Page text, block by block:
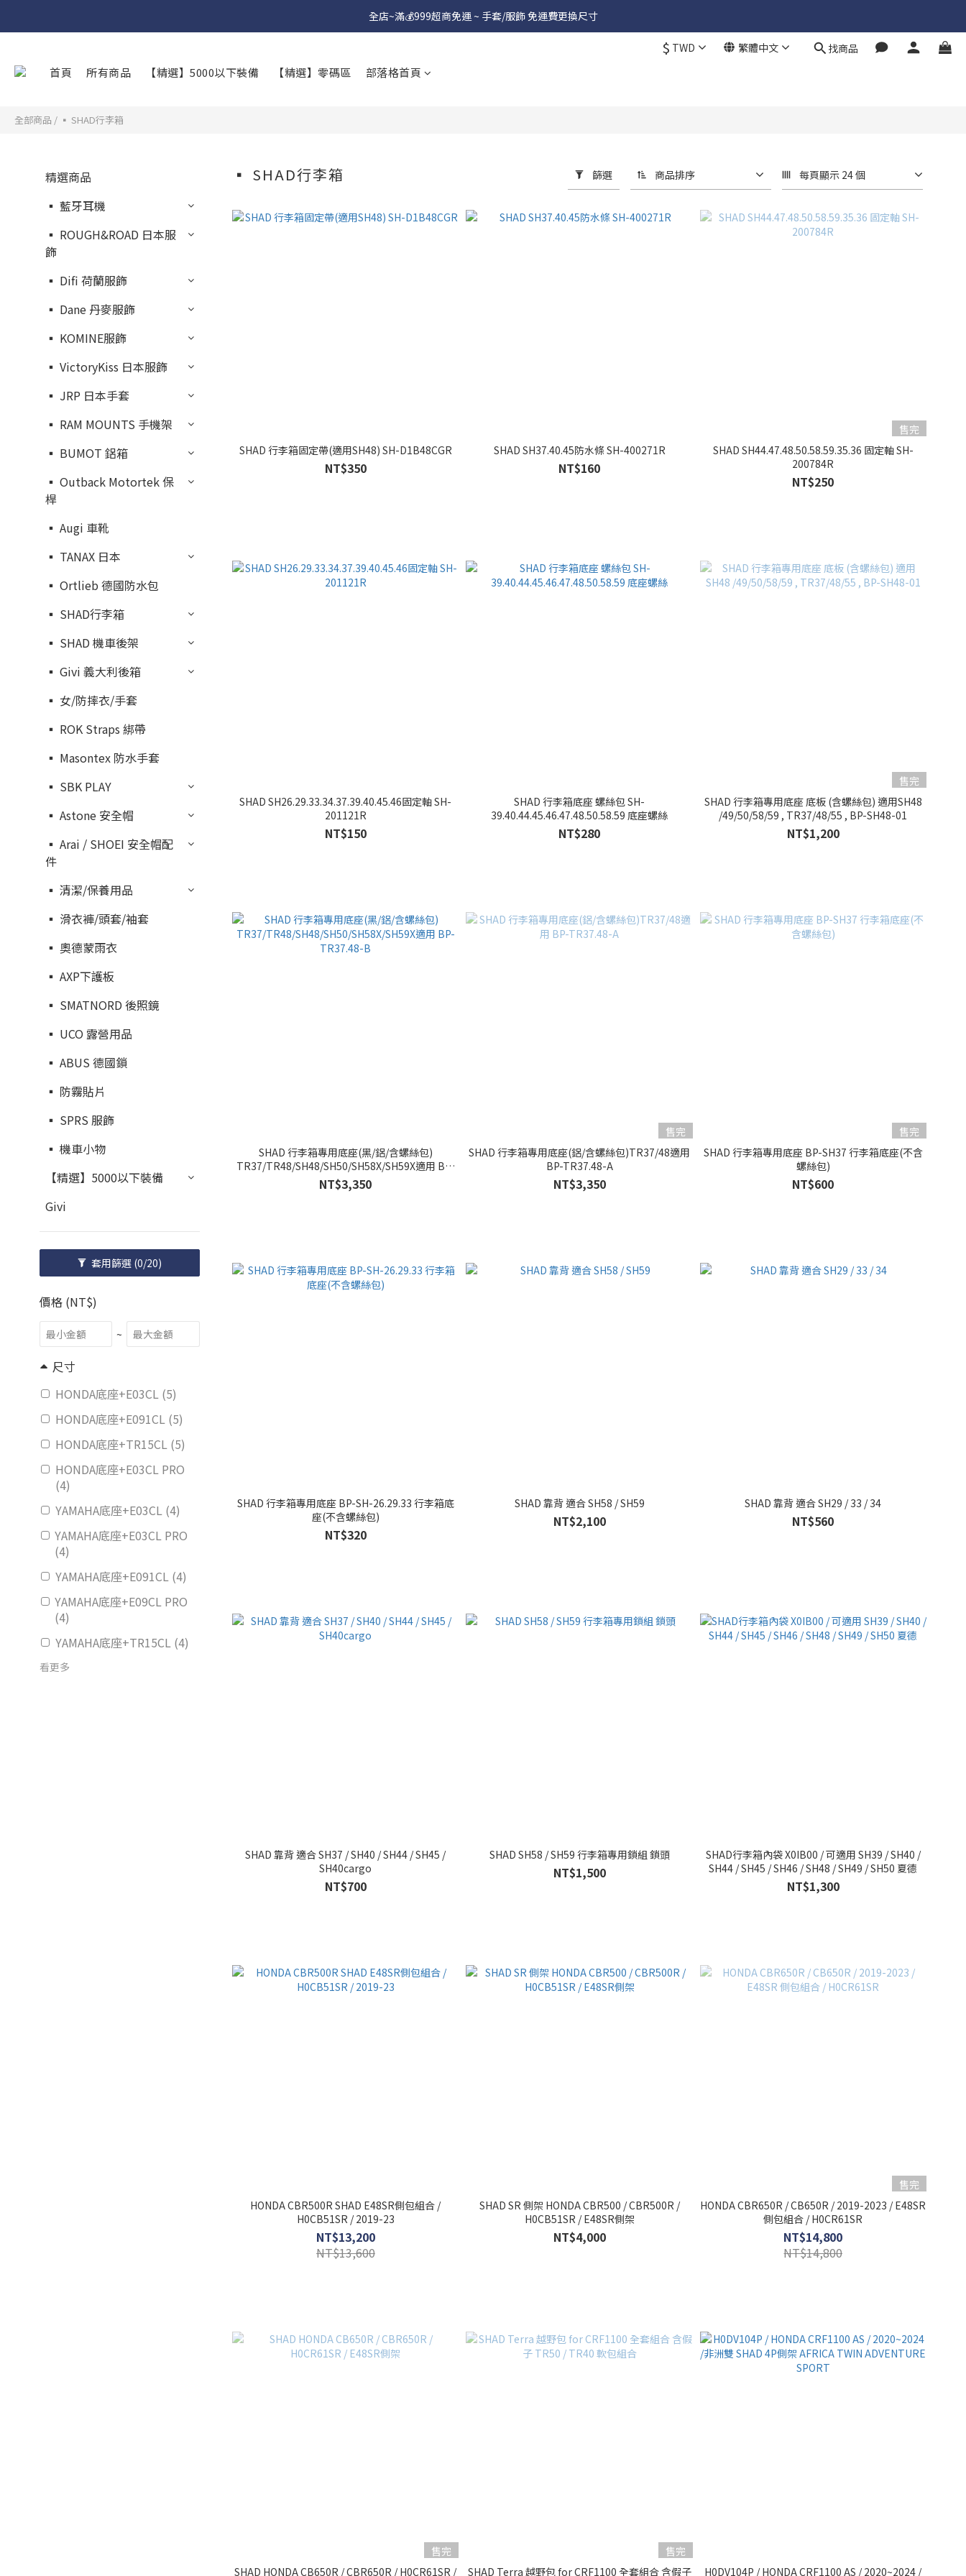
全店~滿💰999超商免運 ~ 手套/服飾 免運費更換尺寸
$ TWD 繁體中文 找商品
首頁 所有商品 【精選】5000以下裝備 【精選】零碼區 部落格首頁
全部商品 / ▪︎ SHAD行李箱
精選商品
▪︎ 藍牙耳機
▪︎ ROUGH&ROAD 日本服
飾
▪︎ Difi 荷蘭服飾
▪︎ Dane 丹麥服飾
▪︎ KOMINE服飾
▪︎ VictoryKiss 日本服飾
▪︎ JRP 日本手套
▪︎ RAM MOUNTS 手機架
▪︎ BUMOT 鋁箱
▪︎ Outback Motortek 保
桿
▪︎ Augi 車靴
▪︎ TANAX 日本
▪︎ Ortlieb 德國防水包
▪︎ SHAD行李箱
▪︎ SHAD 機車後架
▪︎ Givi 義大利後箱
▪︎ 女/防摔衣/手套
▪︎ ROK Straps 綁帶
▪︎ Masontex 防水手套
▪︎ SBK PLAY
▪︎ Astone 安全帽
▪︎ Arai / SHOEI 安全帽配
件
▪︎ 清潔/保養用品
▪︎ 滑衣褲/頭套/袖套
▪︎ 奧德蒙雨衣
▪︎ AXP下護板
▪︎ SMATNORD 後照鏡
▪︎ UCO 露營用品
▪︎ ABUS 德國鎖
▪︎ 防霧貼片
▪︎ SPRS 服飾
▪︎ 機車小物
【精選】5000以下裝備
Givi
套用篩選 (0/20)
價格 (NT$)
~
尺寸
HONDA底座+E03CL (5)
HONDA底座+E091CL (5)
HONDA底座+TR15CL (5)
HONDA底座+E03CL PRO
(4)
YAMAHA底座+E03CL (4)
YAMAHA底座+E03CL PRO
(4)
YAMAHA底座+E091CL (4)
YAMAHA底座+E09CL PRO
(4)
YAMAHA底座+TR15CL (4)
看更多
▪︎ SHAD行李箱 篩選 商品排序 每頁顯示 24 個
SHAD 行李箱固定帶(適用SH48) SH-D1B48CGR
NT$350
SHAD SH37.40.45防水條 SH-400271R
NT$160
售完
SHAD SH44.47.48.50.58.59.35.36 固定軸 SH-
200784R
NT$250
SHAD SH26.29.33.34.37.39.40.45.46固定軸 SH-
201121R
NT$150
SHAD 行李箱底座 螺絲包 SH-
39.40.44.45.46.47.48.50.58.59 底座螺絲
NT$280
售完
SHAD 行李箱專用底座 底板 (含螺絲包) 適用SH48
/49/50/58/59 , TR37/48/55 , BP-SH48-01
NT$1,200
SHAD 行李箱專用底座(黑/鋁/含螺絲包)
TR37/TR48/SH48/SH50/SH58X/SH59X適用 BP-
TR37.48-B
NT$3,350
售完
SHAD 行李箱專用底座(鋁/含螺絲包)TR37/48適用
BP-TR37.48-A
NT$3,350
售完
SHAD 行李箱專用底座 BP-SH37 行李箱底座(不含
螺絲包)
NT$600
SHAD 行李箱專用底座 BP-SH-26.29.33 行李箱底
座(不含螺絲包)
NT$320
SHAD 靠背 適合 SH58 / SH59
NT$2,100
SHAD 靠背 適合 SH29 / 33 / 34
NT$560
SHAD 靠背 適合 SH37 / SH40 / SH44 / SH45 /
SH40cargo
NT$700
SHAD SH58 / SH59 行李箱專用鎖組 鎖頭
NT$1,500
SHAD行李箱內袋 X0IB00 / 可適用 SH39 / SH40 /
SH44 / SH45 / SH46 / SH48 / SH49 / SH50 夏德
NT$1,300
HONDA CBR500R SHAD E48SR側包組合 /
H0CB51SR / 2019-23
NT$13,200
NT$13,600
SHAD SR 側架 HONDA CBR500 / CBR500R /
H0CB51SR / E48SR側架
NT$4,000
售完
HONDA CBR650R / CB650R / 2019-2023 / E48SR
側包組合 / H0CR61SR
NT$14,800
NT$14,800
售完
SHAD HONDA CB650R / CBR650R / H0CR61SR /
售完
SHAD Terra 越野包 for CRF1100 全套組合 含假子
H0DV104P / HONDA CRF1100 AS / 2020~2024 /